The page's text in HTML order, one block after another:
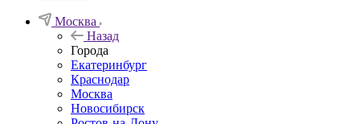
Москва
Назад
Города
Екатеринбург
Краснодар
Москва
Новосибирск